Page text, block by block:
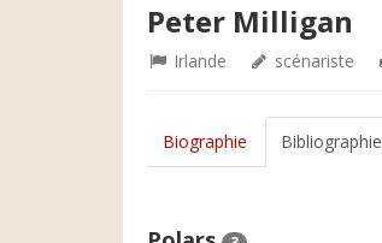
Peter Milligan
Irlande scénariste
Biographie Bibliographie